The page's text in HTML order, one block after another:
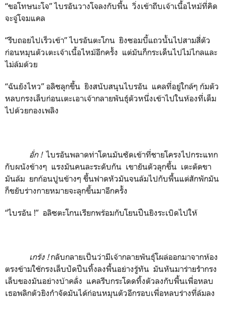
“ขอโทษนะโจ” ไบรอันวางโจลงกับพื้น วิ่งเข้าถีบเจ้าเนื้อไหม้ที่คิด
จะจู่โจมแคล
“รีบถอยไปเร็วเข้า” ไบรอันตะโกน ยิงซอมบี้แถวนั้นไปสามสี่ตัว
ก่อนหมุนตัวเตะเจ้าเนื้อไหม้อีกครั้ง แต่มันก็กระเด็นไปไม่ไกลและ
ไม่ล้มด้วย
“ฉันยังไหว” อลิซลุกขึ้น ยิงสนับสนุนไบรอัน แคลที่อยู่ใกล้ๆ ก้มตัว
หลบกรงเล็บก่อนเตะเอาเจ้ากลายพันธุ์ตัวหนึ่งเข้าไปในห้องที่เต็ม
ไปด้วยกองเพลิง
อั่ก !ไบรอันพลาดท่าโดนมันซัดเข้าที่ชายโครงไปกระแทก
กับผนังข้างๆ แรงมันคนละระดับกัน เขายันตัวลุกขึ้น เตะตัดขา
มันล้ม ยกก้อนปูนข้างๆ ขึ้นฟาดหัวมันจนล้มไปกับพื้นแต่สักพักมัน
ก็ขยับร่างกายหมายจะลุกขึ้นมาอีกครั้ง
“ไบรอัน !” อลิซตะโกนเรียกพร้อมกับโยนปืนยิงระเบิดไปให้
เกร้ง !กลับกลายเป็นว่ามีเจ้ากลายพันธุ์โผล่ออกมาจากห้อง
ตรงข้ามใช้กรงเล็บปัดปืนทิ้งลงพื้นอย่างรู้ทัน มันหันมาร่ายรำกรง
เล็บของมันอย่างบ้าคลั่ง แคลรีบกระโดดทิ้งตัวลงกับพื้นเพื่อหลบ
เธอพลิกตัวยิงกำจัดมันได้ก่อนหมุนตัวอีกรอบเพื่อหลบร่างที่ล้มลง